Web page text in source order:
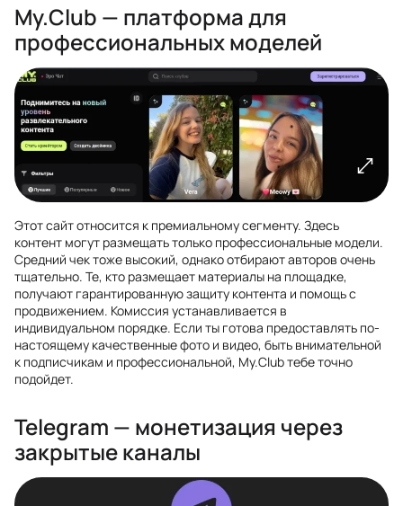
My.Club — платформа для
профессиональных моделей
Этот сайт относится к премиальному сегменту. Здесь
контент могут размещать только профессиональные модели.
Средний чек тоже высокий, однако отбирают авторов очень
тщательно. Те, кто размещает материалы на площадке,
получают гарантированную защиту контента и помощь с
продвижением. Комиссия устанавливается в
индивидуальном порядке. Если ты готова предоставлять по-
настоящему качественные фото и видео, быть внимательной
к подписчикам и профессиональной, My.Club тебе точно
подойдет.
Telegram — монетизация через
закрытые каналы